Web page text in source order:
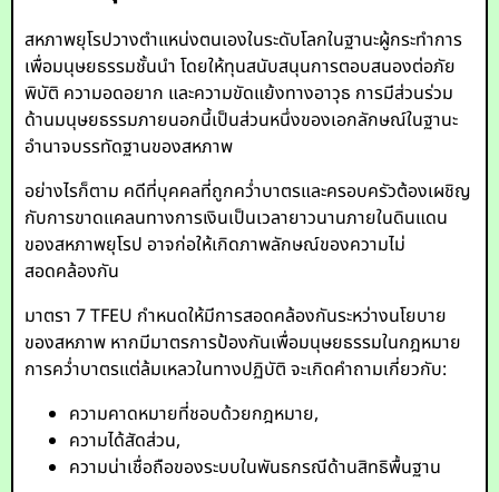
สหภาพยุโรปวางตำแหน่งตนเองในระดับโลกในฐานะผู้กระทำการ
เพื่อมนุษยธรรมชั้นนำ โดยให้ทุนสนับสนุนการตอบสนองต่อภัย
พิบัติ ความอดอยาก และความขัดแย้งทางอาวุธ การมีส่วนร่วม
ด้านมนุษยธรรมภายนอกนี้เป็นส่วนหนึ่งของเอกลักษณ์ในฐานะ
อำนาจบรรทัดฐานของสหภาพ
อย่างไรก็ตาม คดีที่บุคคลที่ถูกคว่ำบาตรและครอบครัวต้องเผชิญ
กับการขาดแคลนทางการเงินเป็นเวลายาวนานภายในดินแดน
ของสหภาพยุโรป อาจก่อให้เกิดภาพลักษณ์ของความไม่
สอดคล้องกัน
มาตรา 7 TFEU กำหนดให้มีการสอดคล้องกันระหว่างนโยบาย
ของสหภาพ หากมีมาตรการป้องกันเพื่อมนุษยธรรมในกฎหมาย
การคว่ำบาตรแต่ล้มเหลวในทางปฏิบัติ จะเกิดคำถามเกี่ยวกับ:
ความคาดหมายที่ชอบด้วยกฎหมาย,
ความได้สัดส่วน,
ความน่าเชื่อถือของระบบในพันธกรณีด้านสิทธิพื้นฐาน